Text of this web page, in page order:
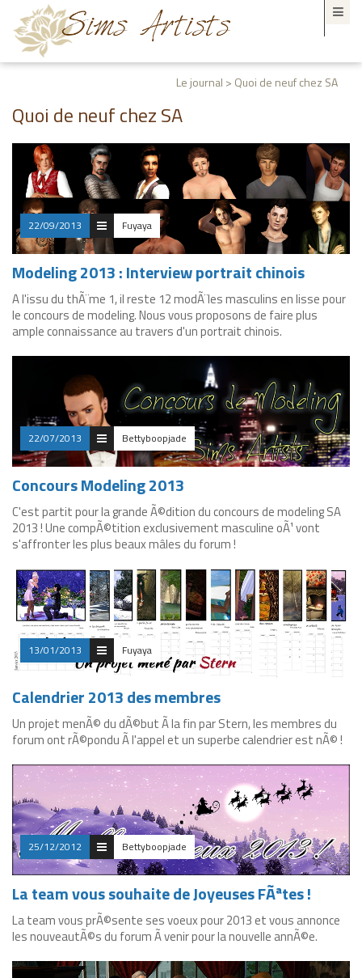
Le journal > Quoi de neuf chez SA
Quoi de neuf chez SA
22/09/2013 Fuyaya
Modeling 2013 : Interview portrait chinois
A l'issu du thÃ¨me 1, il reste 12 modÃ¨les masculins en lisse pour
le concours de modeling. Nous vous proposons de faire plus
ample connaissance au travers d'un portrait chinois.
22/07/2013 Bettyboopjade
Concours Modeling 2013
C'est partit pour la grande Ã©dition du concours de modeling SA
2013 ! Une compÃ©tition exclusivement masculine oÃ¹ vont
s'affronter les plus beaux mâles du forum !
13/01/2013 Fuyaya
Calendrier 2013 des membres
Un projet menÃ© du dÃ©but Ã la fin par Stern, les membres du
forum ont rÃ©pondu Ã l'appel et un superbe calendrier est nÃ© !
25/12/2012 Bettyboopjade
La team vous souhaite de Joyeuses FÃªtes !
La team vous prÃ©sente ses voeux pour 2013 et vous annonce
les nouveautÃ©s du forum Ã venir pour la nouvelle annÃ©e.